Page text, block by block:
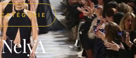
CATÉGORIE
NelyA